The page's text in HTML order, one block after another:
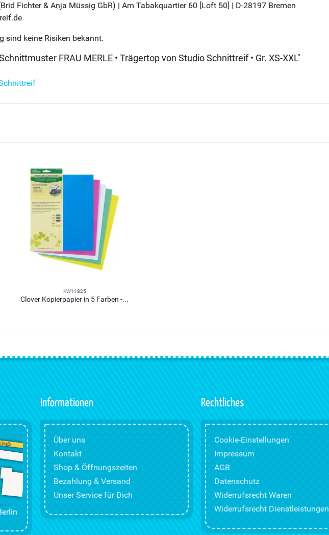
Fichter & Anja Müssig GbR) | Am Tabakquartier 60 [Loft 50] | D-28197 Bremen
sind keine Risiken bekannt.
FRAU MERLE • Trägertop von Studio Schnittreif • Gr. XS-XXL"
KW11825
Clover Kopierpapier in 5 Farben -...
Informationen
Über uns
Kontakt
Shop & Öffnungszeiten
Bezahlung & Versand
Unser Service für Dich
Rechtliches
Cookie-Einstellungen
Impressum
AGB
Datenschutz
Widerrufsrecht Waren
Widerrufsrecht Dienstleistungen